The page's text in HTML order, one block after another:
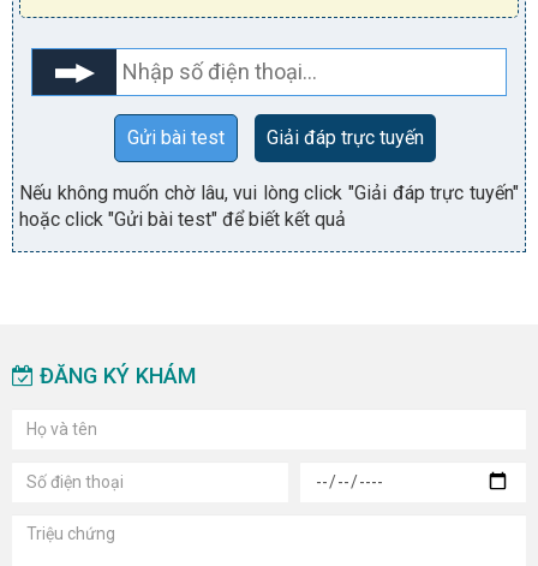
Gửi bài test Giải đáp trực tuyến
Nếu không muốn chờ lâu, vui lòng click "Giải đáp trực tuyến"
hoặc click "Gửi bài test" để biết kết quả
ĐĂNG KÝ KHÁM